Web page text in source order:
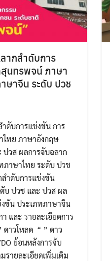
ากลำดับการ
นทรพจน์ ภาษา
ษาจีน ระดับ ปวช
ดับการแข่งขัน การ
ทย ภาษาอังกฤษ
วส ผลการจับฉลาก
ภาษาไทย ระดับ ปวช
ำดับการแข่งขัน
บ ปวช และ ปวส ผล
ขัน ประเภทภาษาจีน
และ รายละเอียดการ
าวโหลด “ ” ดาว
ย้อนหลังการจับ
ายละเอียดเพิ่มเติม